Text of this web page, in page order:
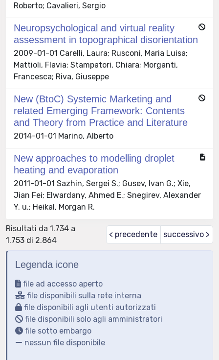
Roberto; Cavalieri, Sergio
Neuropsychological and virtual reality
assessment in topographical disorientation
2009-01-01 Carelli, Laura; Rusconi, Maria Luisa;
Mattioli, Flavia; Stampatori, Chiara; Morganti,
Francesca; Riva, Giuseppe
New (BtoC) Systemic Marketing and
related Emerging Framework: Contents
and Theory from Practice and Literature
2014-01-01 Marino, Alberto
New approaches to modelling droplet
heating and evaporation
2011-01-01 Sazhin, Sergei S.; Gusev, Ivan G.; Xie,
Jian Fei; Elwardany, Ahmed E.; Snegirev, Alexander
Y. u.; Heikal, Morgan R.
Risultati da 1.734 a
1.753 di 2.864
< precedente successivo >
Legenda icone
file ad accesso aperto
file disponibili sulla rete interna
file disponibili agli utenti autorizzati
file disponibili solo agli amministratori
file sotto embargo
nessun file disponibile